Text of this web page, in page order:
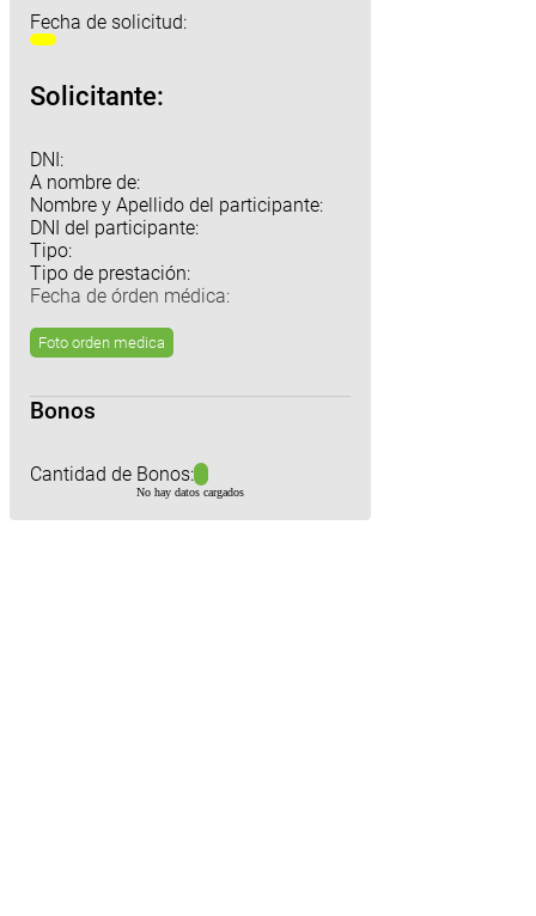
Fecha de solicitud:
Solicitante:
DNI:
A nombre de:
Nombre y Apellido del participante:
DNI del participante:
Tipo:
Tipo de prestación:
Fecha de órden médica:
Foto orden medica
Bonos
Cantidad de Bonos:
No hay datos cargados